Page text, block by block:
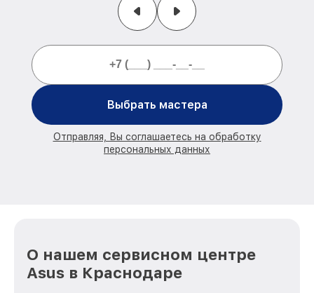
Выбрать мастера
Отправляя, Вы соглашаетесь на обработку
персональных данных
О нашем сервисном центре
Asus в Краснодаре